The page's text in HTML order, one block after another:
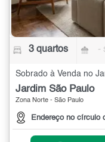
3 quartos -
Sobrado à Venda no
Jardim São Paulo
Zona Norte - São Paulo
Endereço no círculo